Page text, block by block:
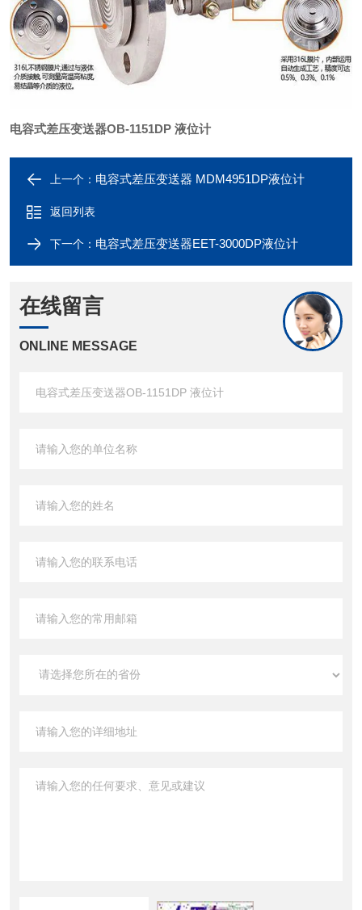
电容式差压变送器OB-1151DP 液位计
上一个： 电容式差压变送器 MDM4951DP液位计
返回列表
下一个： 电容式差压变送器EET-3000DP液位计
在线留言
ONLINE MESSAGE